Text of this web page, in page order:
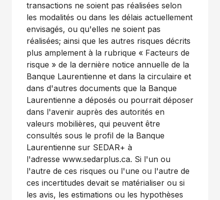
transactions ne soient pas réalisées selon
les modalités ou dans les délais actuellement
envisagés, ou qu'elles ne soient pas
réalisées; ainsi que les autres risques décrits
plus amplement à la rubrique « Facteurs de
risque » de la dernière notice annuelle de la
Banque Laurentienne et dans la circulaire et
dans d'autres documents que la Banque
Laurentienne a déposés ou pourrait déposer
dans l'avenir auprès des autorités en
valeurs mobilières, qui peuvent être
consultés sous le profil de la Banque
Laurentienne sur SEDAR+ à
l'adresse www.sedarplus.ca. Si l'un ou
l'autre de ces risques ou l'une ou l'autre de
ces incertitudes devait se matérialiser ou si
les avis, les estimations ou les hypothèses